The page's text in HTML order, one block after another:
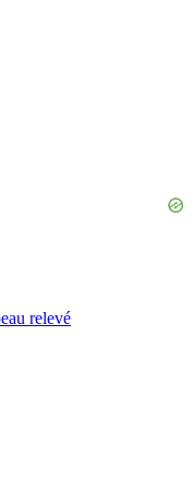
relevé